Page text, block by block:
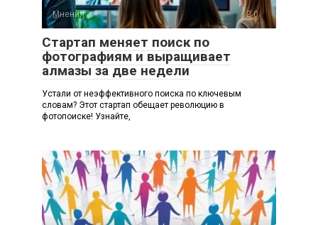
Мнения 0
Стартап меняет поиск по
фотографиям и выращивает
алмазы за две недели
Устали от неэффективного поиска по ключевым
словам? Этот стартап обещает революцию в
фотопоиске! Узнайте,